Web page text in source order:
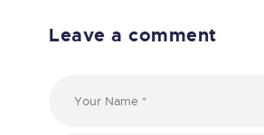
Leave a comment